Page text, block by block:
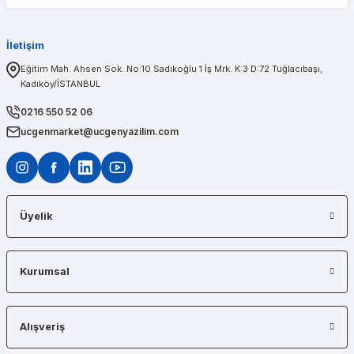
3Dconnexion SpaceMouse Pro (3DX-700040)
21.696,59 TL
İletişim
Eğitim Mah. Ahsen Sok. No:10 Sadıkoğlu 1 İş Mrk. K:3 D:72 Tuğlacıbaşı,
Kadıköy/İSTANBUL
0216 550 52 06
ucgenmarket@ucgenyazilim.com
Üyelik
Kurumsal
Alışveriş